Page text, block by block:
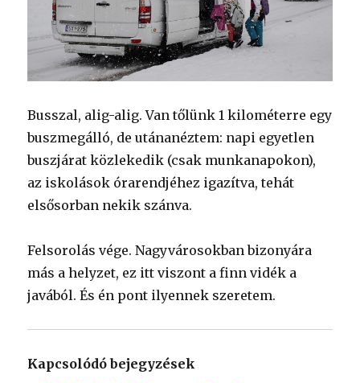
Busszal, alig-alig. Van tőlünk 1 kilométerre egy
buszmegálló, de utánanéztem: napi egyetlen
buszjárat közlekedik (csak munkanapokon),
az iskolások órarendjéhez igazítva, tehát
elsősorban nekik szánva.
Felsorolás vége. Nagyvárosokban bizonyára
más a helyzet, ez itt viszont a finn vidék a
javából. És én pont ilyennek szeretem.
Kapcsolódó bejegyzések